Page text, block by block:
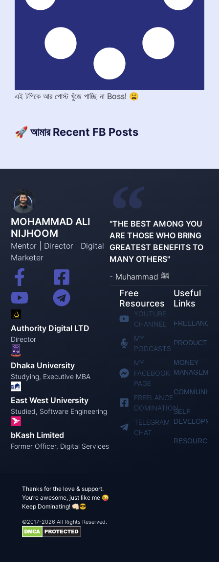
এই টপিকে আর পোস্ট খুঁজে পাচ্ছি না Boss! 😩
🚀 আমার Recent FB Posts
MOHAMMAD ALI
NIJHOOM
Mentor | Director | Digital
Marketer
Authority Digital LTD
Director
Dhaka University
Studying, Executive MBA
East West University
Studied, Software Engineering
bKash Limited
Former Officer, Digital Services
"THE BEST AMONG YOU
ARE THOSE WHO BRING
GREATEST BENEFITS TO
MANY OTHERS"
- Muhammad ﷺ
Free
Resources
YOUTUBE
CHANNEL
MY
PODCASTS
MY
FACEBOOK
PAGE
FREELANCE
DOMINATION
TELEGRAM
CHAT
Useful
Links
MONEY
SELF
RESOURCES
Thanks for the love & support.
You’re awesome, just like me 😜
Keep Dominating! 👊🏻😎
©2017-2026 All Rights Reserved.